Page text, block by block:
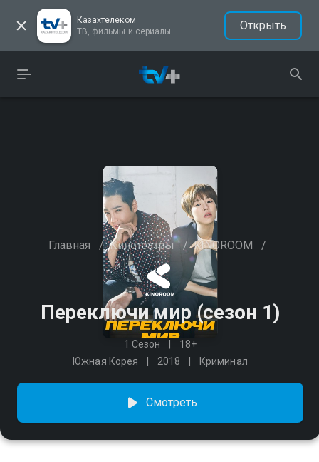
Казахтелеком
ТВ, фильмы и сериалы
Открыть
Главная / Кинотеатры / KINOROOM /
Переключи мир (сезон 1)
1 Сезон
18+
Южная Корея
2018 Криминал
Смотреть